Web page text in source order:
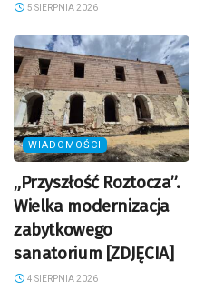
5 SIERPNIA 2026
WIADOMOŚCI
„Przyszłość Roztocza”.
Wielka modernizacja
zabytkowego
sanatorium [ZDJĘCIA]
4 SIERPNIA 2026